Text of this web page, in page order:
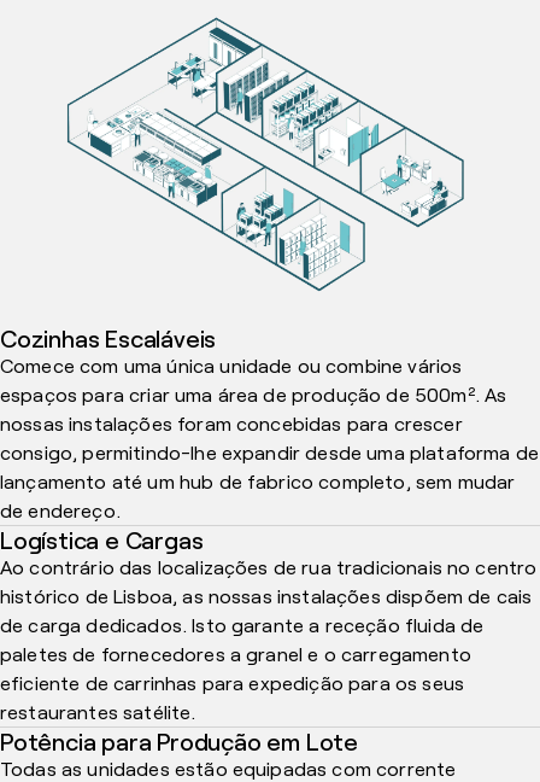
Cozinhas Escaláveis
Comece com uma única unidade ou combine vários
espaços para criar uma área de produção de 500m². As
nossas instalações foram concebidas para crescer
consigo, permitindo-lhe expandir desde uma plataforma de
lançamento até um hub de fabrico completo, sem mudar
de endereço.
Logística e Cargas
Ao contrário das localizações de rua tradicionais no centro
histórico de Lisboa, as nossas instalações dispõem de cais
de carga dedicados. Isto garante a receção fluida de
paletes de fornecedores a granel e o carregamento
eficiente de carrinhas para expedição para os seus
restaurantes satélite.
Potência para Produção em Lote
Todas as unidades estão equipadas com corrente